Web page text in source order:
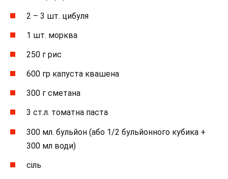
2 – 3 шт. цибуля
1 шт. морква
250 г рис
600 гр капуста квашена
300 г сметана
3 ст.л. томатна паста
300 мл. бульйон (або 1/2 бульйонного кубика +
300 мл води)
сіль